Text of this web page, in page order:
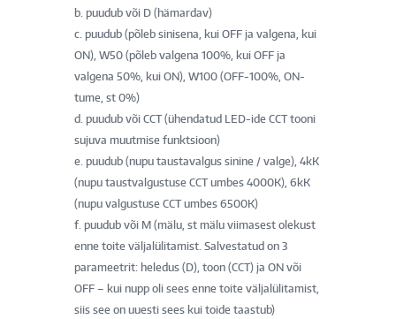
b. puudub või D (hämardav)
c. puudub (põleb sinisena, kui OFF ja valgena, kui
ON), W50 (põleb valgena 100%, kui OFF ja
valgena 50%, kui ON), W100 (OFF-100%, ON-
tume, st 0%)
d. puudub või CCT (ühendatud LED-ide CCT tooni
sujuva muutmise funktsioon)
e. puudub (nupu taustavalgus sinine / valge), 4kK
(nupu taustvalgustuse CCT umbes 4000K), 6kK
(nupu valgustuse CCT umbes 6500K)
f. puudub või M (mälu, st mälu viimasest olekust
enne toite väljalülitamist. Salvestatud on 3
parameetrit: heledus (D), toon (CCT) ja ON või
OFF – kui nupp oli sees enne toite väljalülitamist,
siis see on uuesti sees kui toide taastub)